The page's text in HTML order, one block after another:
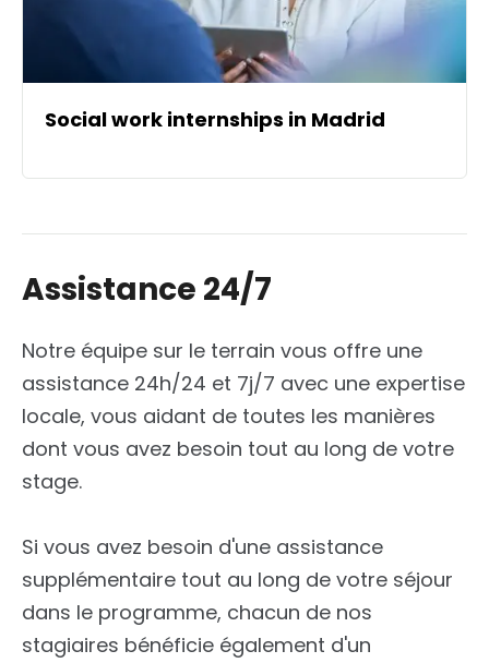
Social work internships in Madrid
Assistance 24/7
Notre équipe sur le terrain vous offre une
assistance 24h/24 et 7j/7 avec une expertise
locale, vous aidant de toutes les manières
dont vous avez besoin tout au long de votre
stage.
Si vous avez besoin d'une assistance
supplémentaire tout au long de votre séjour
dans le programme, chacun de nos
stagiaires bénéficie également d'un